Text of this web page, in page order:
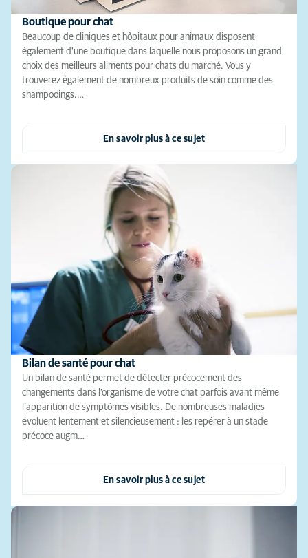
Boutique pour chat
Beaucoup de cliniques et hôpitaux pour animaux disposent
également d'une boutique dans laquelle nous proposons un grand
choix des meilleurs aliments pour chats du marché. Vous y
trouverez également de nombreux produits de soin comme des
shampooings,…
En savoir plus à ce sujet
Bilan de santé pour chat
Un bilan de santé permet de détecter précocement des
changements dans l’organisme de votre chat parfois avant même
l’apparition de symptômes visibles. De nombreuses maladies
évoluent lentement et silencieusement : les repérer à un stade
précoce augm…
En savoir plus à ce sujet